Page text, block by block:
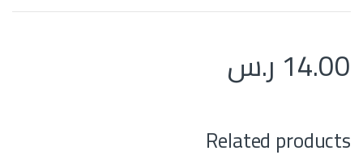
14.00 ر.س
Related products